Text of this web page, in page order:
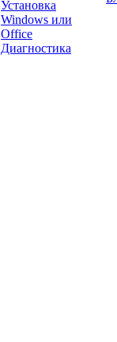
Установка
Windows или
Office
Диагностика